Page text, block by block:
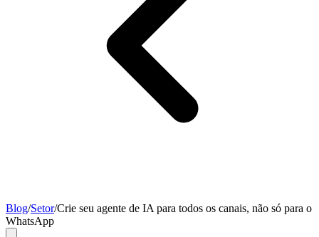
Blog/Setor/Crie seu agente de IA para todos os canais, não só para o
WhatsApp